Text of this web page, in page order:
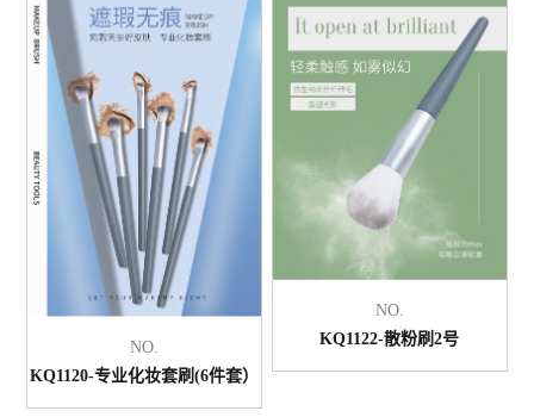
NO.
KQ1120-专业化妆套刷(6件套）
NO.
KQ1122-散粉刷2号